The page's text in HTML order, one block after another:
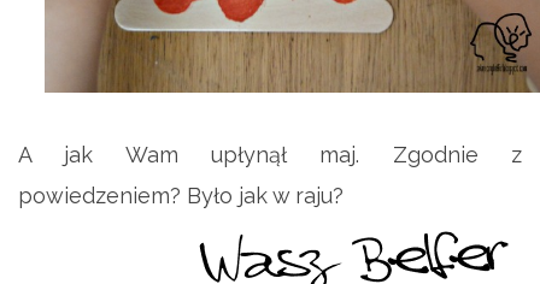
A jak Wam upłynął maj. Zgodnie z
powiedzeniem? Było jak w raju?